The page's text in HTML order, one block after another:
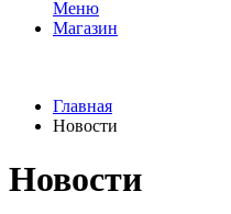
Меню
Магазин
Главная
Новости
Новости